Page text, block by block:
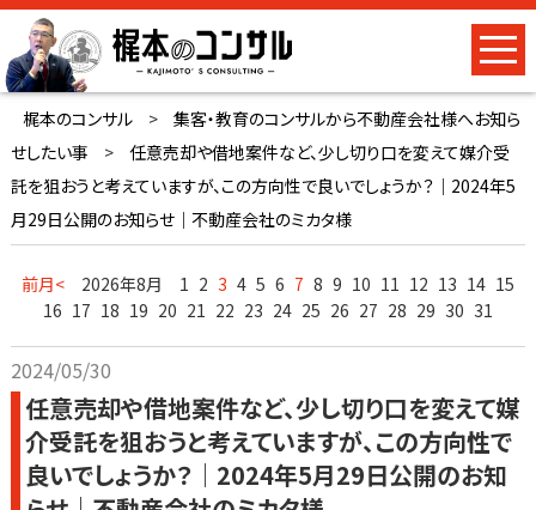
梶本のコンサル >
集客・教育のコンサルから不動産会社様へお知ら
せしたい事
>
任意売却や借地案件など、少し切り口を変えて媒介受
託を狙おうと考えていますが、この方向性で良いでしょうか？｜2024年5
月29日公開のお知らせ｜不動産会社のミカタ様
前月< 2026年8月 1 2 3 4 5 6 7 8 9 10 11 12 13 14 15
16 17 18 19 20 21 22 23 24 25 26 27 28 29 30 31
2024/05/30
任意売却や借地案件など、少し切り口を変えて媒
介受託を狙おうと考えていますが、この方向性で
良いでしょうか？｜2024年5月29日公開のお知